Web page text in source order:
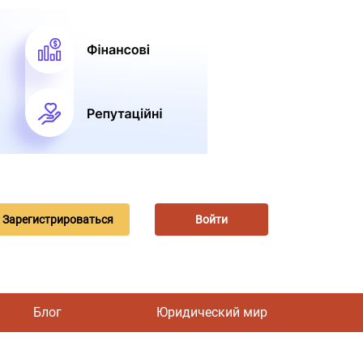
Зарегистрироваться Войти
Блог Юридический мир